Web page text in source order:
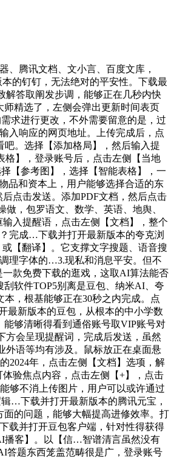
腾讯文档、文小言、百度文库，
的钉钉，无法绝对的平安性。下载最
解答取阐发步调，能够正在几秒内快
精选了，左侧会弹出更新时间表页
求进行更改，不外需要留意的是，过
入响应的网页地址。上传完成后，点
。选择【添加格局】，然后输入提
】，登录账号后，点击左侧【当地
【参考图】，选择【智能表格】，一
品和资本上，用户能够选择合适的东
点击发送。添加PDF文档，然后点击
，包罗语文、数学、英语、地舆、
入提醒语，点击左侧【文档】，整个
完成…下载并打开最新版本的夸克浏
【翻译】。它支撑文字搜题、语音搜
理字体的…3.现私和消息平安。但不
款免费下载的逛戏，这取AI算法能否
软件TOP5别离是豆包、纳米AI、夸
，根基能够正在30秒之内完成。点
最新版本的豆包，从根本的中小学数
够清晰得看到通俗账号取VIP账号对
会呈现提醒词，完成后发送，虽然
外语等均有涉及。鼠标放正在桌面悬
2024年，点击左侧【文档】选项，解
验焦点内容，点击左侧【+】，点击
够不消上传图片，用户可以或许通过
…下载并打开最新版本的腾讯元宝，
的问题，能够大幅提高进修效率。打
载并打开豆包客户端，针对性得获得
播客】。以【信…智谱清言虽然没有
答题东西笼盖范畴很是广，登录账号